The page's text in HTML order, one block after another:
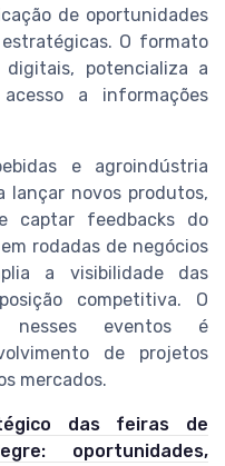
de oportunidades
O formato
digitais, potencializa a
a informações
e agroindústria
lançar novos produtos,
captar feedbacks do
rodadas de negócios
a visibilidade das
competitiva. O
nesses eventos é
de projetos
mercados.
das feiras de
oportunidades,